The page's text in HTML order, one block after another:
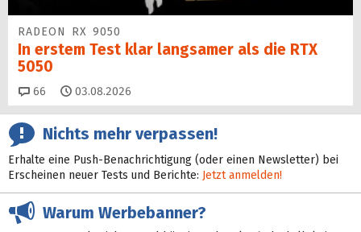
RADEON RX 9050
In erstem Test klar langsamer als die RTX
5050
66 Kommentare
03.08.2026
Nichts mehr verpassen!
Erhalte eine Push-Benachrichtigung (oder einen Newsletter) bei
Erscheinen neuer Tests und Berichte: Jetzt anmelden!
Warum Werbebanner?